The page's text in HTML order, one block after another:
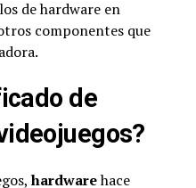
de hardware en
componentes que
de
hardwarehace